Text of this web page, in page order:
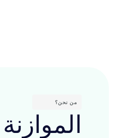
من نحن؟